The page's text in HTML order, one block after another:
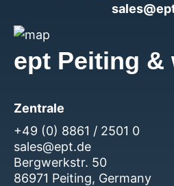
ept Peiting &
Zentrale
+49 (0) 8861 / 2501 0
sales@ept.de
Bergwerkstr. 50
86971 Peiting, Germany